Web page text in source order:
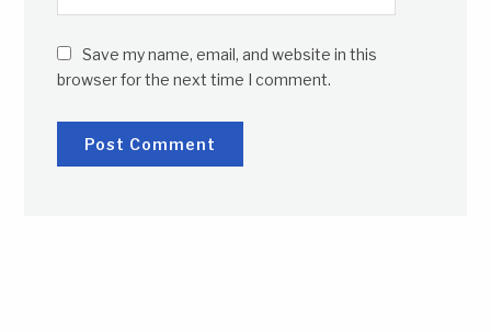
Save my name, email, and website in this
browser for the next time I comment.